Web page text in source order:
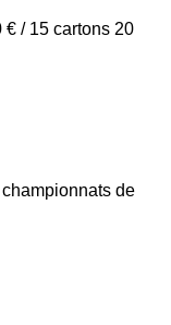
€ / 15 cartons 20
de